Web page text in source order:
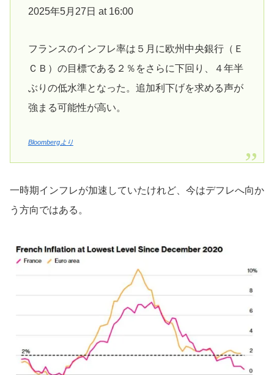
2025年5月27日 at 16:00
フランスのインフレ率は５月に欧州中央銀行（Ｅ
ＣＢ）の目標である２％をさらに下回り、４年半
ぶりの低水準となった。追加利下げを求める声が
強まる可能性が高い。
Bloombergより
一時期インフレが加速していたけれど、今はデフレへ向か
う方向ではある。